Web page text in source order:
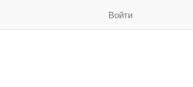
Войти